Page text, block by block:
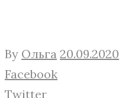
By Ольга 20.09.2020
Facebook
Twitter